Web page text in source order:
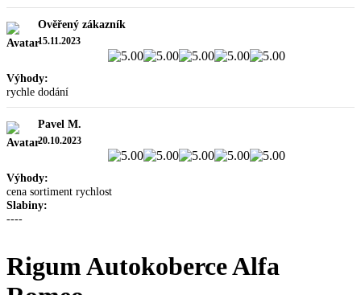
Ověřený zákazník
15.11.2023
Výhody:
rychle dodání
Pavel M.
20.10.2023
Výhody:
cena sortiment rychlost
Slabiny:
----
Rigum Autokoberce Alfa